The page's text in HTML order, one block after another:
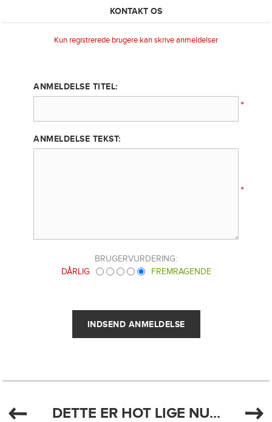
KONTAKT OS
Kun registrerede brugere kan skrive anmeldelser
ANMELDELSE TITEL:
*
ANMELDELSE TEKST:
*
BRUGERVURDERING:
DÅRLIG
FREMRAGENDE
DETTE ER HOT LIGE NU...